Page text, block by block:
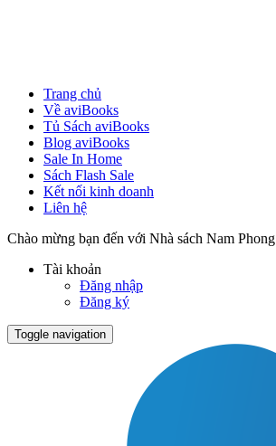
Trang chủ
Về aviBooks
Tủ Sách aviBooks
Blog aviBooks
Sale In Home
Sách Flash Sale
Kết nối kinh doanh
Liên hệ
Chào mừng bạn đến với Nhà sách Nam Phong
Tài khoản
Đăng nhập
Đăng ký
Toggle navigation